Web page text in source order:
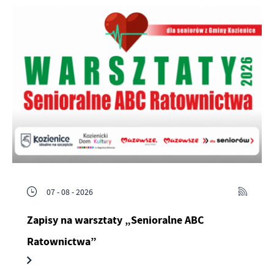
07 - 08 - 2026
Zapisy na warsztaty „Senioralne ABC
Ratownictwa”